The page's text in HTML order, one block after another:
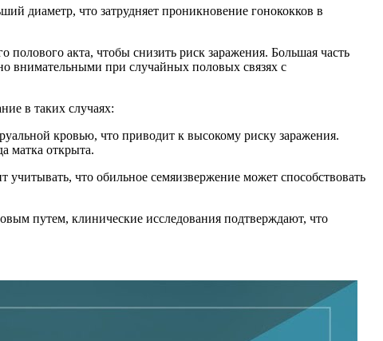
диаметр, что затрудняет проникновение гонококков в
полового акта, чтобы снизить риск заражения. Большая часть
внимательными при случайных половых связях с
в таких случаях:
кровью, что приводит к высокому риску заражения.
матка открыта.
что обильное семяизвержение может способствовать
путем, клинические исследования подтверждают, что